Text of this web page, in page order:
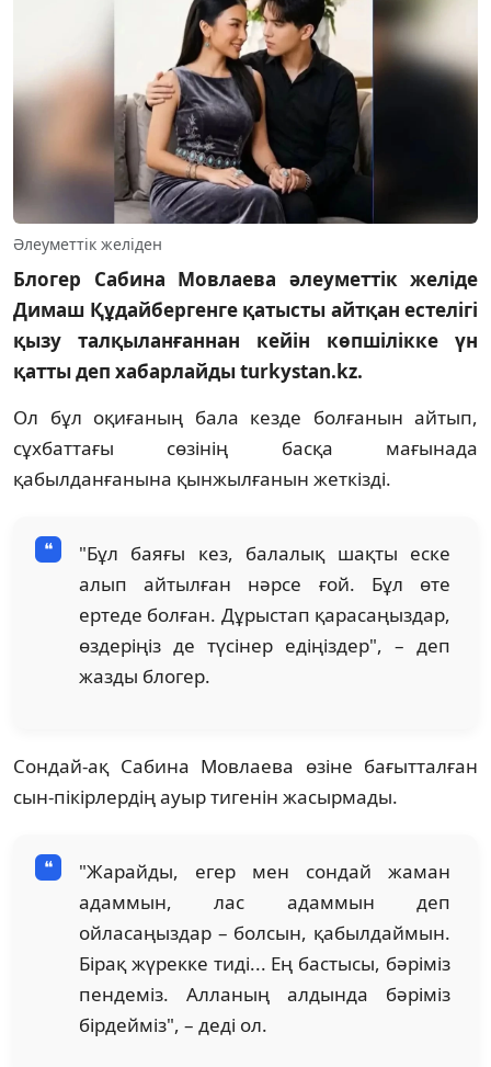
Әлеуметтік желіден
Блогер Сабина Мовлаева әлеуметтік желіде
Димаш Құдайбергенге қатысты айтқан естелігі
қызу талқыланғаннан кейін көпшілікке үн
қатты деп хабарлайды turkystan.kz.
Ол бұл оқиғаның бала кезде болғанын айтып,
сұхбаттағы сөзінің басқа мағынада
қабылданғанына қынжылғанын жеткізді.
"Бұл баяғы кез, балалық шақты еске
алып айтылған нәрсе ғой. Бұл өте
ертеде болған. Дұрыстап қарасаңыздар,
өздеріңіз де түсінер едіңіздер", – деп
жазды блогер.
Сондай-ақ Сабина Мовлаева өзіне бағытталған
сын-пікірлердің ауыр тигенін жасырмады.
"Жарайды, егер мен сондай жаман
адаммын, лас адаммын деп
ойласаңыздар – болсын, қабылдаймын.
Бірақ жүрекке тиді... Ең бастысы, бәріміз
пендеміз. Алланың алдында бәріміз
бірдейміз", – деді ол.